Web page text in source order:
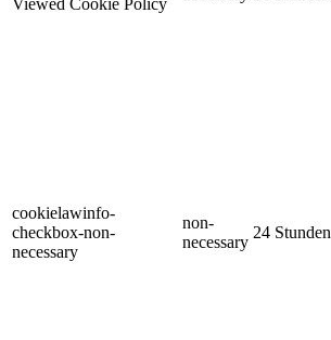
cookielawinfo-
checkbox-non-
necessary
non-
necessary
24 Stunden